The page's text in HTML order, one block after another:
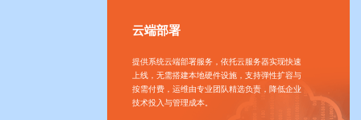
云端部署
提供系统云端部署服务，依托云服务器实现快速
上线，无需搭建本地硬件设施，支持弹性扩容与
按需付费，运维由专业团队精选负责，降低企业
技术投入与管理成本。